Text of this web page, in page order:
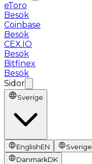
eToro
Besök
Coinbase
Besök
CEX.IO
Besök
Bitfinex
Besök
Sidor
Sverige
EnglishEN Sverige
DanmarkDK